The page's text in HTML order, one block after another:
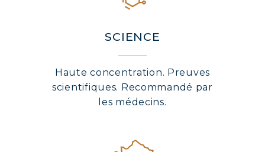
SCIENCE
Haute concentration. Preuves
scientifiques. Recommandé par
les médecins.